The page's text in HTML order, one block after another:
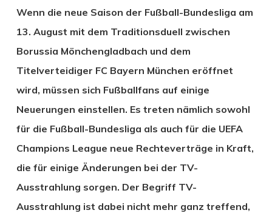
Wenn die neue Saison der Fußball-Bundesliga am
13. August mit dem Traditionsduell zwischen
Borussia Mönchengladbach und dem
Titelverteidiger FC Bayern München eröffnet
wird, müssen sich Fußballfans auf einige
Neuerungen einstellen. Es treten nämlich sowohl
für die Fußball-Bundesliga als auch für die UEFA
Champions League neue Rechteverträge in Kraft,
die für einige Änderungen bei der TV-
Ausstrahlung sorgen. Der Begriff TV-
Ausstrahlung ist dabei nicht mehr ganz treffend,